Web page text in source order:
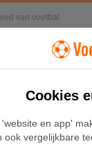
van voetbal
Cookies
en app'
ook vergelijkbare